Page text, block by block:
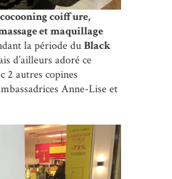
coiffure,
et maquillage
la période duBlack
d’ailleurs adoré ce
2 autres copines
Anne-Lise et